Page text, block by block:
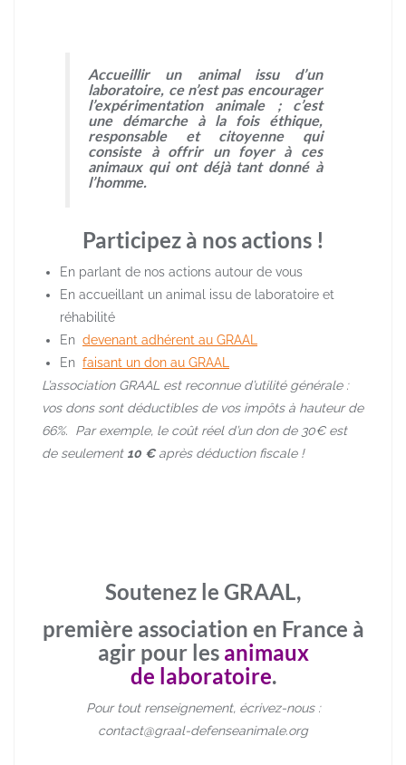
Accueillir un animal issu d’un
laboratoire, ce n’est pas encourager
l’expérimentation animale ; c’est
une démarcheà la fois éthique,
responsable et citoyennequi
consiste à offrir un foyer à ces
animaux qui ont déjà tant donné à
l’homme.
Participez à nos actions !
En parlant de nos actions autour de vous
En accueillant un animal issu de laboratoire et
réhabilité
En devenant adhérent au GRAAL
En faisant un don au GRAAL
L’association GRAAL est reconnue d’utilité générale :
vos dons sont déductibles de vos impôts à hauteur de
66%. Par exemple, le coût réel d’un don de 30€ est
de seulement 10 €après déduction fiscale !
Soutenez le GRAAL,
première association en France à
agir pour les animaux
de laboratoire.
Pour tout renseignement, écrivez-nous :
contact@graal-defenseanimale.org